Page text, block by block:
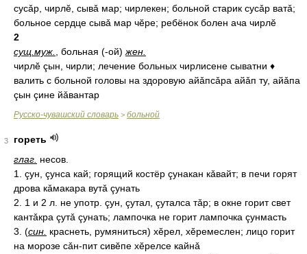
сусǎр, чирлĕ, сывǎ мар; чирлекен; больной старик сусǎр ватǎ;
больное сердце сывǎ мар чĕре; ребёнок болен ача чирлĕ
2
сущ. муж. , больная (-ой) жен.
чирлĕ çын, чирли; лечение больных чирлисене сыватни ♦
валить с больной головы на здоровую айǎпсǎра айǎп ту, айǎпа
çын çине йǎвантар
Русско-чувашский словарь > больной
3
гореть
глаг. несов.
1. çун, çунса кай; горящий костёр çунакан кǎвайт; в печи горят
дрова кǎмакара вутǎ çунать
2. 1 и 2 л. не употр. çун, çутал, çуталса тǎр; в окне горит свет
кантǎкра çутǎ çунать; лампочка не горит лампочка çунмасть
3. (син. краснеть, румяниться) хĕрел, хĕремеслен; лицо горит
на морозе сǎн-пит сивĕпе хĕрелсе кайнǎ